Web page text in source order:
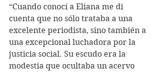
“Cuando conocí a Eliana me di
cuenta que no sólo trataba a una
excelente periodista, sino también a
una excepcional luchadora por la
justicia social. Su escudo era la
modestia que ocultaba un acervo